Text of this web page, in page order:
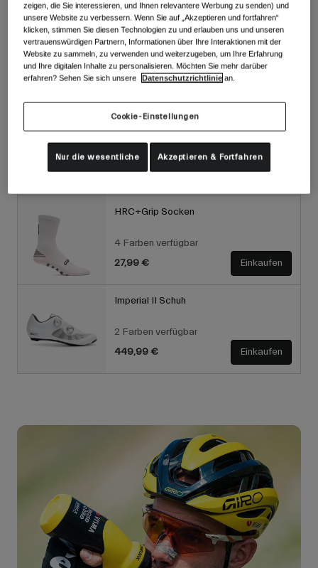
Materialzusammensetzung
Vervollständigen sie ihr set
Supernatural Handschuhe
4 Farben verfügbar
84,99 €
Einkaufen
HRC+Grip Socken
4 Farben verfügbar
27,99 €
Einkaufen
Imperial II Schuh
2 Farben verfügbar
449,99 €
Einkaufen
zeigen, die Sie interessieren, und Ihnen relevantere Werbung zu senden) und
unsere Website zu verbessern. Wenn Sie auf „Akzeptieren und fortfahren“
klicken, stimmen Sie diesen Technologien zu und erlauben uns und unseren
vertrauenswürdigen Partnern, Informationen über Ihre Interaktionen mit der
Website zu sammeln, zu verwenden und weiterzugeben, um Ihre Erfahrung
und Ihre digitalen Inhalte zu personalisieren. Möchten Sie mehr darüber
erfahren? Sehen Sie sich unsere
Datenschutzrichtlinie an.
Cookie-Einstellungen
Nur die wesentliche Akzeptieren & Fortfahren